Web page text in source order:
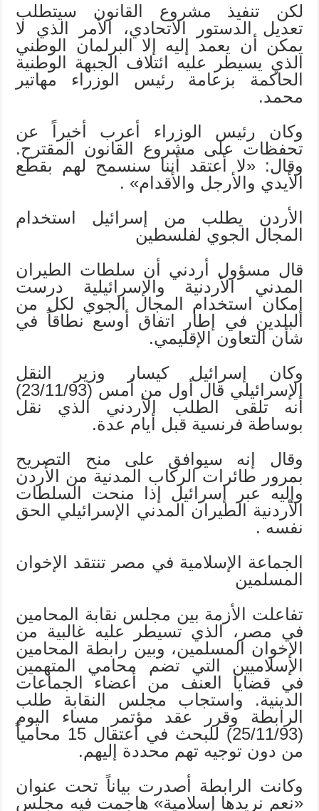
لكن تنفيذ مشروع القانون سيتطلب
تعديل الدستور الاتحادي، الأمر الذي لا
يمكن أن يعمد إليه إلا البرلمان الوطني
الذي يسيطر عليه ائتلاف الجبهة الوطنية
الحاكمة بزعامة رئيس الوزراء مهاتير
محمد.
وكان رئيس الوزراء أعرب أخيراً عن
تحفظات على مشروع القانون المقترح.
وقال: «لا أعتقد أننا سنسمح لهم بقطع
الأيدي والأرجل والأقدام» .
الأردن يطلب من إسرائيل استخدام
المجال الجوي لفلسطين
قال مسؤول أردني أن سلطات الطيران
المدني الأردنية والإسرائيلية درست
إمكان استخدام المجال الجوي لكل من
البلدين في إطار اتفاق أوسع نطاقاً في
شأن التعاون الإقليمي.
وكان إسرائيل كيسار وزير النقل
الإسرائيلي قال أول من أمس (23/11/93)
أنه تلقى الطلب الأردني الذي نقل
بوساطة فرنسية قبل أيام عدة.
وقال إنه سيوافق على منح التصريح
بمرور طائرات الركاب المدنية من الأردن
وإليه عبر إسرائيل إذا منحت السلطات
الأردنية الطيران المدني الإسرائيلي الحق
نفسه .
الجماعة الإسلامية في مصر تنتقد الإخوان
المسلمين
تفاعلت الأزمة بين مجلس نقابة المحامين
في مصر، الذي تسيطر عليه غالبية من
الإخوان المسلمين، وبين رابطة المحامين
الإسلاميين التي تضم محامي المتهمين
في قضايا العنف من أعضاء الجماعات
الدينية. واستجاب مجلس النقابة طلب
الرابطة وقرر عقد مؤتمر مساء اليوم
(25/11/93) للبحث في اعتقال 15 محامياً
من دون توجيه تهم محددة إليهم.
وكانت الرابطة أصدرت بياناً تحت عنوان
«نعم نريدها إسلامية» هاجمت فيه مجلس